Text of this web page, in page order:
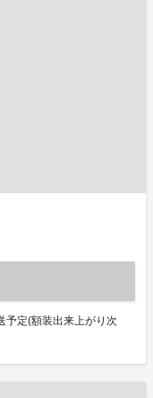
予定(額装出来上がり次